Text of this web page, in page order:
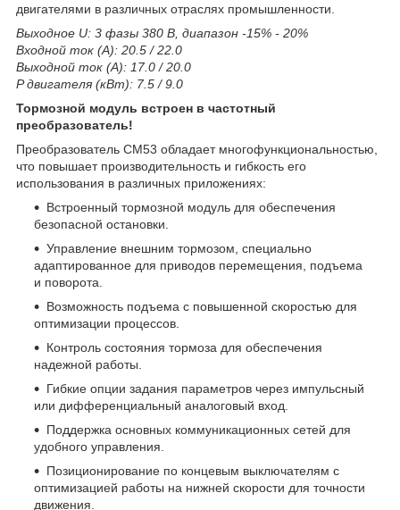
двигателями в различных отраслях промышленности.
Выходное U: 3 фазы 380 В, диапазон -15% - 20%
Входной ток (А): 20.5 / 22.0
Выходной ток (А): 17.0 / 20.0
P двигателя (кВт): 7.5 / 9.0
Тормозной модуль встроен в частотный
преобразователь!
Преобразователь CM53 обладает многофункциональностью,
что повышает производительность и гибкость его
использования в различных приложениях:
Встроенный тормозной модуль для обеспечения
безопасной остановки.
Управление внешним тормозом, специально
адаптированное для приводов перемещения, подъема
и поворота.
Возможность подъема с повышенной скоростью для
оптимизации процессов.
Контроль состояния тормоза для обеспечения
надежной работы.
Гибкие опции задания параметров через импульсный
или дифференциальный аналоговый вход.
Поддержка основных коммуникационных сетей для
удобного управления.
Позиционирование по концевым выключателям с
оптимизацией работы на нижней скорости для точности
движения.